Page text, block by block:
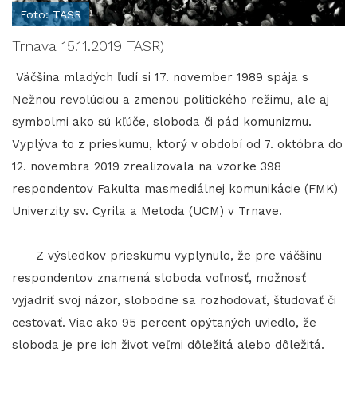
Foto: TASR
Trnava 15.11.2019 TASR)
Väčšina mladých ľudí si 17. november 1989 spája s
Nežnou revolúciou a zmenou politického režimu, ale aj
symbolmi ako sú kľúče, sloboda či pád komunizmu.
Vyplýva to z prieskumu, ktorý v období od 7. októbra do
12. novembra 2019 zrealizovala na vzorke 398
respondentov Fakulta masmediálnej komunikácie (FMK)
Univerzity sv. Cyrila a Metoda (UCM) v Trnave.
Z výsledkov prieskumu vyplynulo, že pre väčšinu
respondentov znamená sloboda voľnosť, možnosť
vyjadriť svoj názor, slobodne sa rozhodovať, študovať či
cestovať. Viac ako 95 percent opýtaných uviedlo, že
sloboda je pre ich život veľmi dôležitá alebo dôležitá.